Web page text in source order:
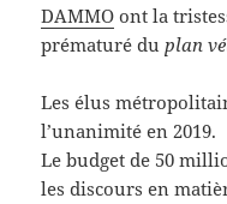
DAMMO ont la
prématuré duplan
Les élus
l’unanimité en 2019.
Le budget de 50
les discours en